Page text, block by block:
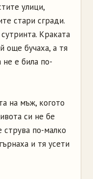
улици,
стари сгради.
Краката
още бучаха, а тя
не е била по-
на мъж, когото
си не бе
струва по-малко
и тя усети